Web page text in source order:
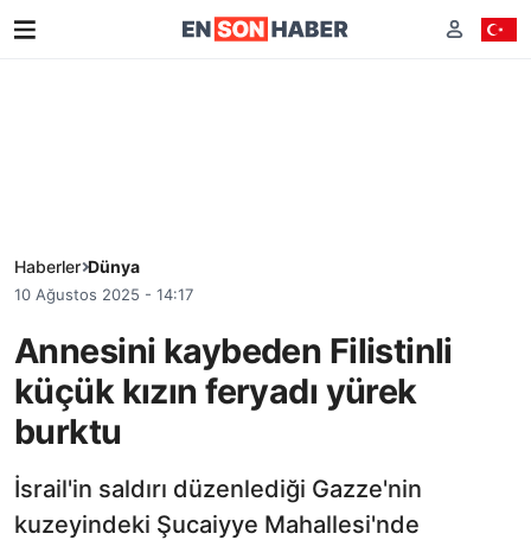
Haberler Dünya
10 Ağustos 2025 - 14:17
Annesini kaybeden Filistinli
küçük kızın feryadı yürek
burktu
İsrail'in saldırı düzenlediği Gazze'nin
kuzeyindeki Şucaiyye Mahallesi'nde